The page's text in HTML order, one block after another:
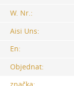
W. Nr.:
Aisi Uns:
En:
Objednat: